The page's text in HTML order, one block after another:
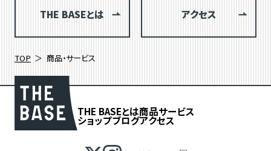
THE BASEとは アクセス
TOP 商品・サービス
THE BASEとは商品サービス
ショップブログアクセス